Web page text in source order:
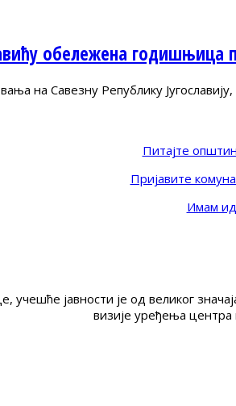
обележена годишњица
на Савезну Републику
Питајте
Пријавите
Имам
учешће јавности је од великог
визије уређења